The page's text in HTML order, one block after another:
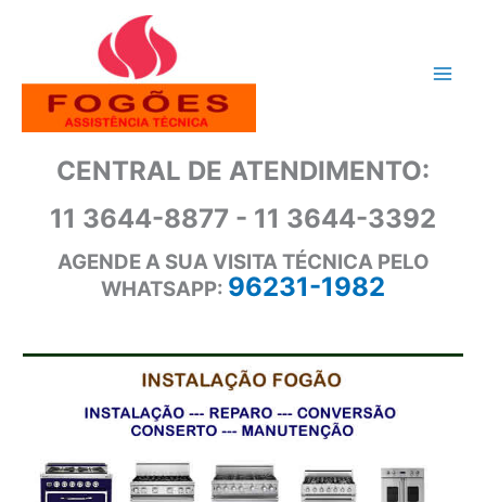
conteúdo
CENTRAL DE ATENDIMENTO:
11 3644-8877 - 11 3644-3392
AGENDE A SUA VISITA TÉCNICA PELO
WHATSAPP: 96231-1982